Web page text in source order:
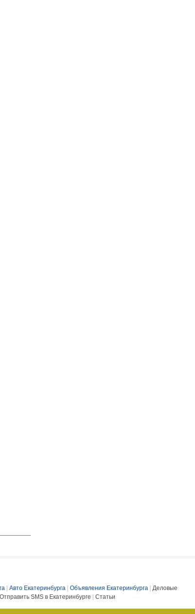
Авто Екатеринбурга Объявления Екатеринбурга
Деловые
Отправить SMS в Екатеринбурге Статьи